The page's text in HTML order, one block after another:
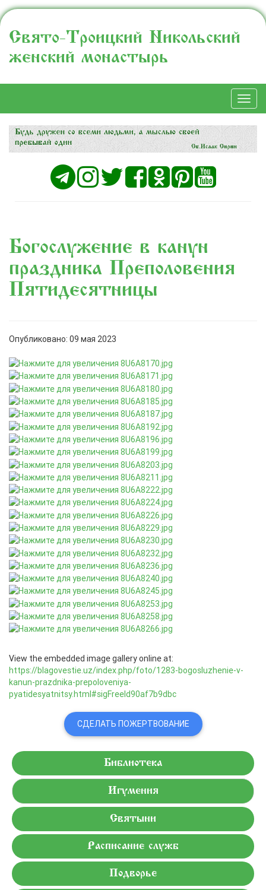
Свято-Троицкий Никольский
женский монастырь
Богослужение в канун
праздника Преполовения
Пятидесятницы
Опубликовано: 09 мая 2023
View the embedded image gallery online at:
https://blagovestie.uz/index.php/foto/1283-bogosluzhenie-v-
kanun-prazdnika-prepoloveniya-
pyatidesyatnitsy.html#sigFreeId90af7b9dbc
СДЕЛАТЬ ПОЖЕРТВОВАНИЕ
Библиотека
Игумения
Святыни
Расписание служб
Подворье